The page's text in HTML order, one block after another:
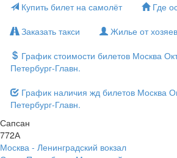
Купить билет на самолёт
Где
Заказать такси
Жилье от хозяев
График стоимости билетов Москва
Петербург-Главн.
График наличия жд билетов Москва
Петербург-Главн.
Сапсан
772А
Москва - Ленинградский вокзал